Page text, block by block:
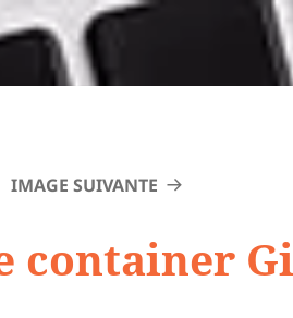
IMAGE SUIVANTE
container